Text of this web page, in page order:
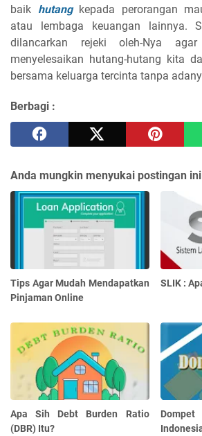
baik hutangkepada perorangan
atau lembaga keuangan lainnya.
dilancarkan rejeki oleh-Nya
menyelesaikan hutang-hutang kita
bersama keluarga tercinta tanpa
Berbagi :
Anda mungkin menyukai postingan
Tips Agar Mudah Mendapatkan
Pinjaman Online
SLIK :
Apa Sih Debt Burden Ratio
(DBR) Itu?